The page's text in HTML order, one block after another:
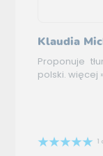
Klaudia
Proponuje
polski. więcej »
1